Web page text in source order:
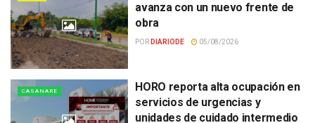
avanza con un nuevo frente de
obra
POR DIARIODE 05/08/2026
CASANARE
HORO reporta alta ocupación en
servicios de urgencias y
unidades de cuidado intermedio